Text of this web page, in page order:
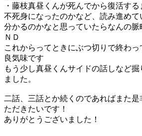
・藤枝真昼くんが死んでから復活す
不死身になったのかなど、読み進め
分かるのかなと思っていたらなんの脈
ＮＤ
これからってときにぶつ切りで終わ
良気味です
もう少し真昼くんサイドの話しなど
ました。
二話、三話とか続くのであればまた
ただきたいです！
ありがとうございました！